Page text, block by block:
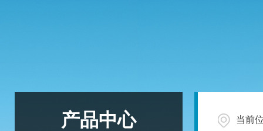
产品中心 当前